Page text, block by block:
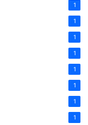
1
1
1
1
1
1
1
1